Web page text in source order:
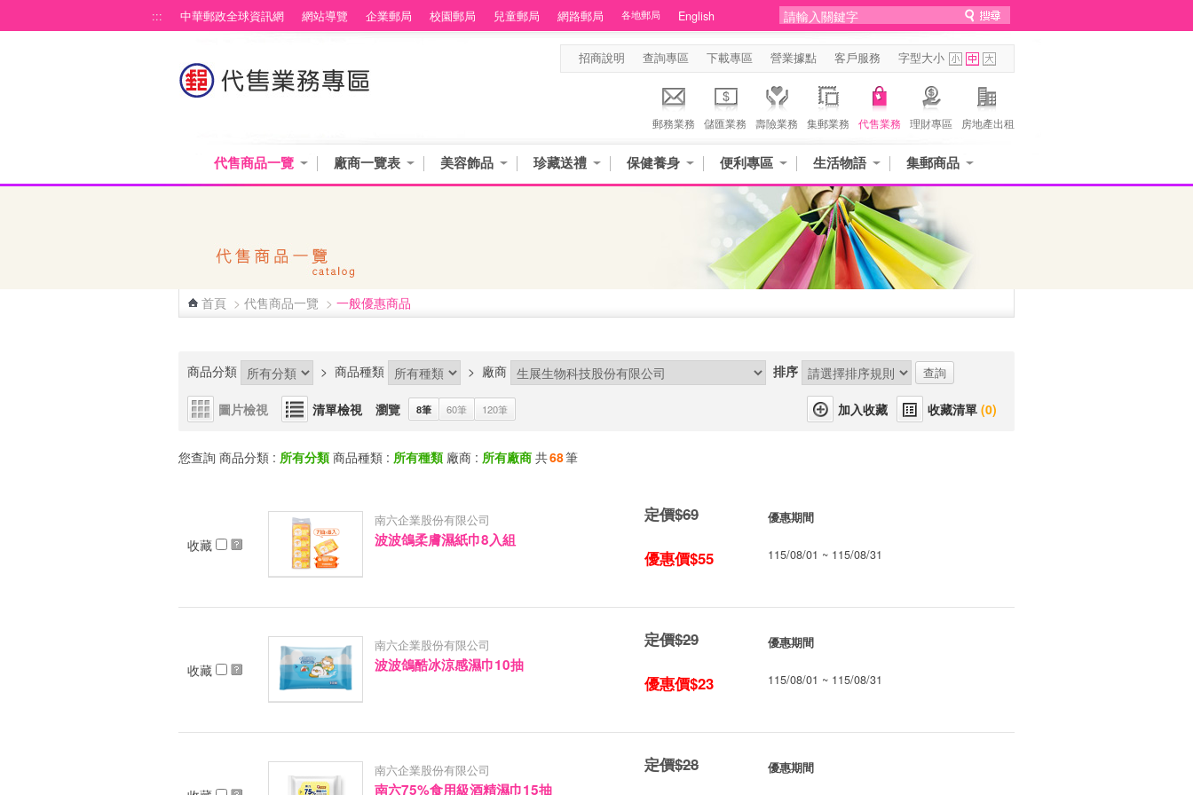
::: 中華郵政全球資訊網 網站導覽 企業郵局 校園郵局 兒童郵局 網路郵局 各地郵局 English
招商說明 查詢專區 下載專區 營業據點 客戶服務 字型大小
郵務業務 儲匯業務 壽險業務 集郵業務 代售業務 理財專區 房地產出租
代售商品一覽 廠商一覽表 美容飾品 珍藏送禮 保健養身 便利專區 生活物語 集郵商品
首頁 > 代售商品一覽 > 一般優惠商品
商品分類 > 商品種類 > 廠商 排序
圖片檢視 清單檢視 瀏覽 8筆 60筆 120筆 收藏清單 (0)
您查詢 商品分類 : 所有分類 商品種類 : 所有種類 廠商 : 所有廠商 共68筆
收藏
南六企業股份有限公司
波波鴿柔膚濕紙巾8入組
定價$69
優惠價$55
優惠期間
115/08/01 ~ 115/08/31
收藏
南六企業股份有限公司
波波鴿酷冰涼感濕巾10抽
定價$29
優惠價$23
優惠期間
115/08/01 ~ 115/08/31
南六企業股份有限公司
南六75%食用級酒精濕巾15抽
定價$28 優惠期間